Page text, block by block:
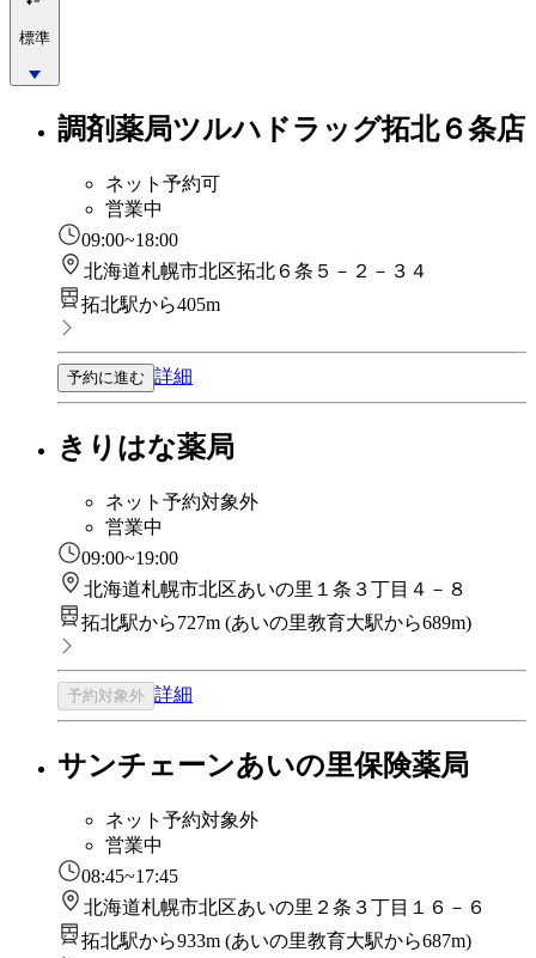
標準
調剤薬局ツルハドラッグ拓北６条店
ネット予約可
営業中
09:00~18:00
北海道札幌市北区拓北６条５－２－３４
拓北駅から405m
予約に進む 詳細
きりはな薬局
ネット予約対象外
営業中
09:00~19:00
北海道札幌市北区あいの里１条３丁目４－８
拓北駅から727m (あいの里教育大駅から689m)
予約対象外 詳細
サンチェーンあいの里保険薬局
ネット予約対象外
営業中
08:45~17:45
北海道札幌市北区あいの里２条３丁目１６－６
拓北駅から933m (あいの里教育大駅から687m)